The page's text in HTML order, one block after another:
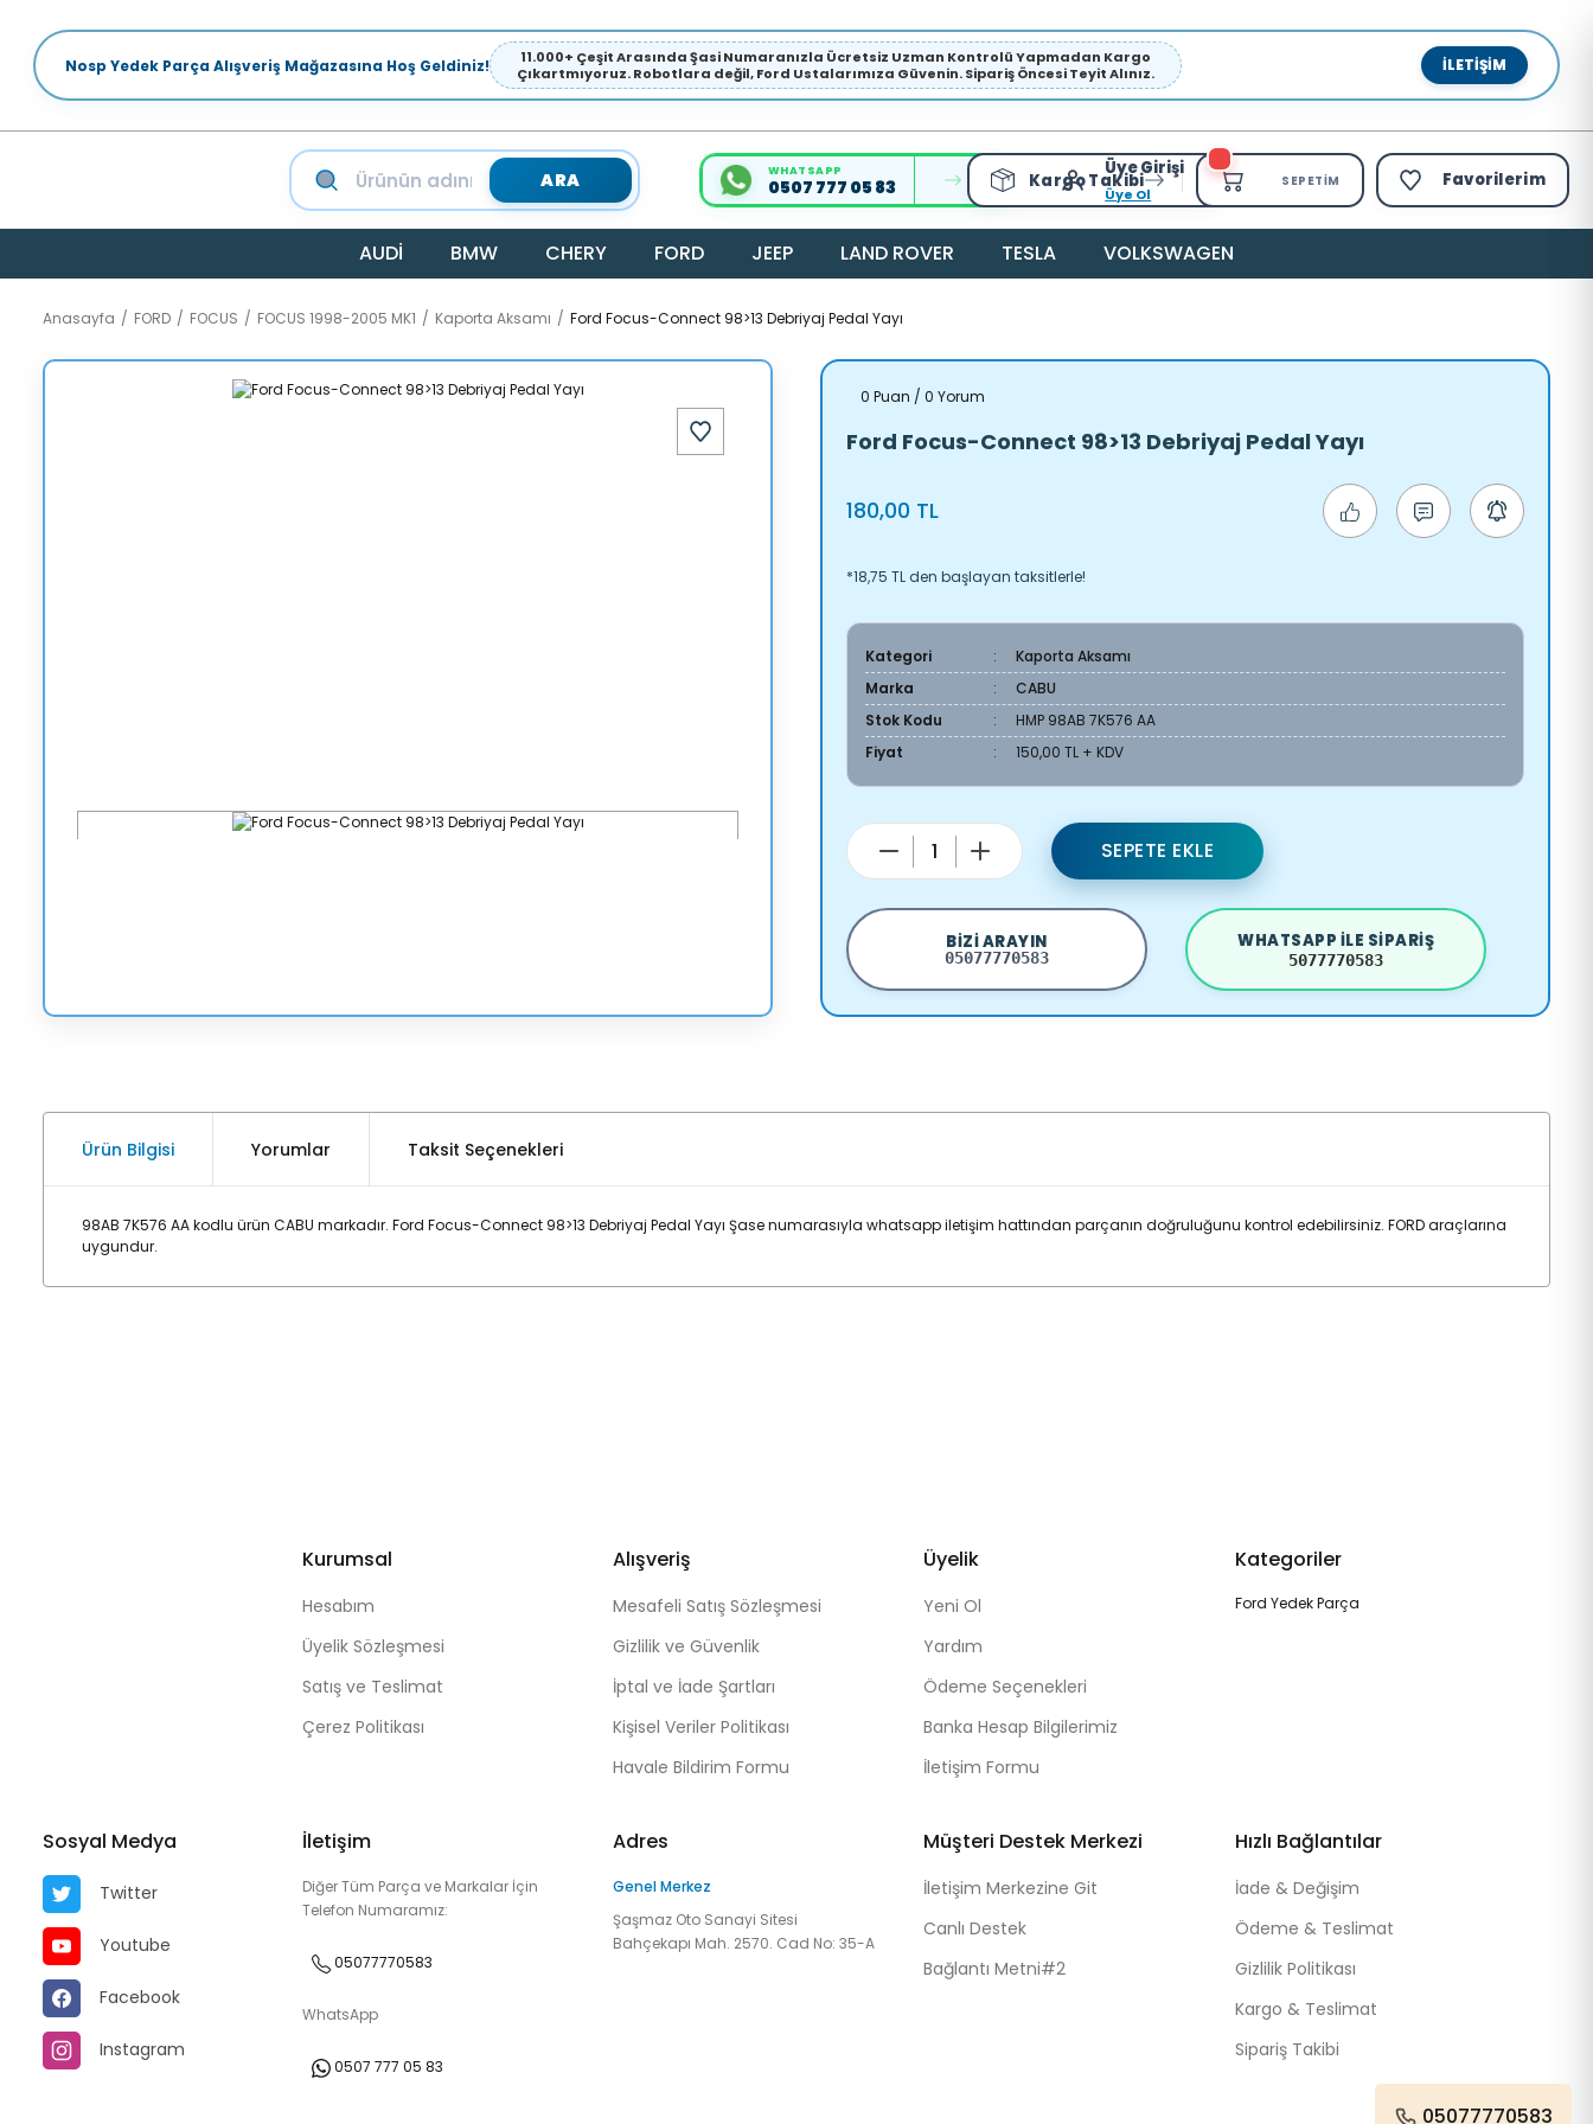
Nosp Yedek Parça Alışveriş Mağazasına Hoş Geldiniz!
11.000+ Çeşit Arasında Şasi Numaranızla Ücretsiz Uzman Kontrolü Yapmadan Kargo
Çıkartmıyoruz. Robotlara değil, Ford Ustalarımıza Güvenin. Sipariş Öncesi Teyit Alınız.
İLETIŞIM
ARA WHATSAPP
0507 777 05 83 Kargo Takibi
Üye Girişi
Üye Ol
SEPETIM Favorilerim
AUDİ BMW CHERY FORD JEEP LAND ROVER TESLA VOLKSWAGEN
Anasayfa FORD FOCUS FOCUS 1998-2005 MK1 Kaporta Aksamı Ford Focus-Connect 98>13 Debriyaj Pedal Yayı
0 Puan / 0 Yorum
Ford Focus-Connect 98>13 Debriyaj Pedal Yayı
180,00 TL
*18,75 TL den başlayan taksitlerle!
Kategori
Kaporta Aksamı
Marka
CABU
Stok Kodu
HMP 98AB 7K576 AA
Fiyat
150,00 TL + KDV
SEPETE EKLE
BIZI ARAYIN
05077770583
WHATSAPP ILE SIPARIŞ
5077770583
Ürün Bilgisi Yorumlar Taksit Seçenekleri
98AB 7K576 AA kodlu ürün CABU markadır. Ford Focus-Connect 98>13 Debriyaj Pedal Yayı Şase numarasıyla whatsapp iletişim hattından parçanın doğruluğunu kontrol edebilirsiniz. FORD araçlarına
uygundur.
Kurumsal
Hesabım
Üyelik Sözleşmesi
Satış ve Teslimat
Çerez Politikası
Alışveriş
Mesafeli Satış Sözleşmesi
Gizlilik ve Güvenlik
İptal ve İade Şartları
Kişisel Veriler Politikası
Havale Bildirim Formu
Üyelik
Yeni Ol
Yardım
Ödeme Seçenekleri
Banka Hesap Bilgilerimiz
İletişim Formu
Kategoriler
Ford Yedek Parça
Sosyal Medya
Twitter
Youtube
Facebook
Instagram
İletişim
Diğer Tüm Parça ve Markalar İçin
Telefon Numaramız:
05077770583
WhatsApp
0507 777 05 83
Adres
Genel Merkez
Şaşmaz Oto Sanayi Sitesi
Bahçekapı Mah. 2570. Cad No: 35-A
Müşteri Destek Merkezi
İletişim Merkezine Git
Canlı Destek
Bağlantı Metni#2
Hızlı Bağlantılar
İade & Değişim
Ödeme & Teslimat
Gizlilik Politikası
Kargo & Teslimat
Sipariş Takibi
05077770583